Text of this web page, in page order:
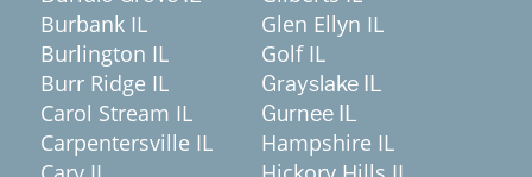
Burbank IL
Burlington IL
Burr Ridge IL
Carol Stream IL
Carpentersville IL
Glen Ellyn IL
Golf IL
Grayslake IL
Gurnee IL
Hampshire IL